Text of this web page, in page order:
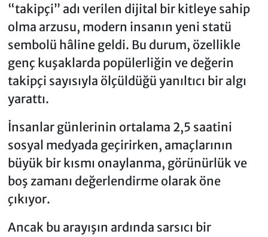
“takipçi” adı verilen dijital bir kitleye sahip
olma arzusu, modern insanın yeni statü
sembolü hâline geldi. Bu durum, özellikle
genç kuşaklarda popülerliğin ve değerin
takipçi sayısıyla ölçüldüğü yanıltıcı bir algı
yarattı.
İnsanlar günlerinin ortalama 2,5 saatini
sosyal medyada geçirirken, amaçlarının
büyük bir kısmı onaylanma, görünürlük ve
boş zamanı değerlendirme olarak öne
çıkıyor.
Ancak bu arayışın ardında sarsıcı bir